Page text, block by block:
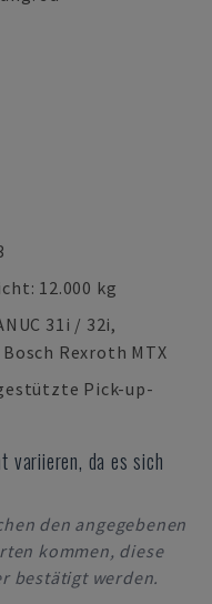
12.000 kg
31i / 32i,
Bosch Rexroth MTX
Pick-up-
variieren, da es sich
den angegebenen
kommen, diese
bestätigt werden.